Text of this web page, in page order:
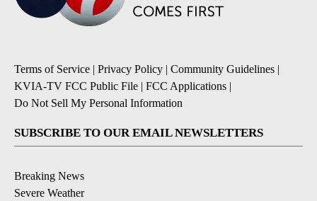
Terms of Service | Privacy Policy | Community Guidelines |
KVIA-TV FCC Public File | FCC Applications |
Do Not Sell My Personal Information
SUBSCRIBE TO OUR EMAIL NEWSLETTERS
Breaking News
Severe Weather